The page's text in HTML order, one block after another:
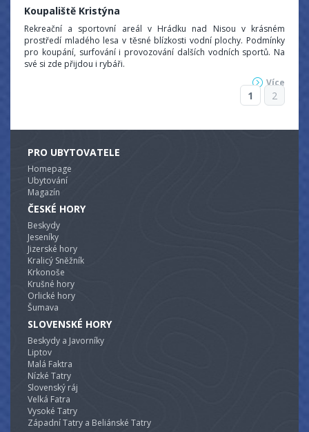
Koupaliště Kristýna
Rekreační a sportovní areál v Hrádku nad Nisou v krásném
prostředí mladého lesa v těsné blízkosti vodní plochy. Podmínky
pro koupání, surfování i provozování dalších vodních sportů. Na
své si zde přijdou i rybáři.
Více
1 2
PRO UBYTOVATELE
Homepage
Ubytování
Magazín
ČESKÉ HORY
Beskydy
Jeseníky
Jizerské hory
Kralicý Sněžník
Krkonoše
Krušné hory
Orlické hory
Šumava
SLOVENSKÉ HORY
Beskydy a Javorníky
Liptov
Malá Faktra
Nízké Tatry
Slovenský ráj
Velká Fatra
Vysoké Tatry
Západní Tatry a Beliánské Tatry